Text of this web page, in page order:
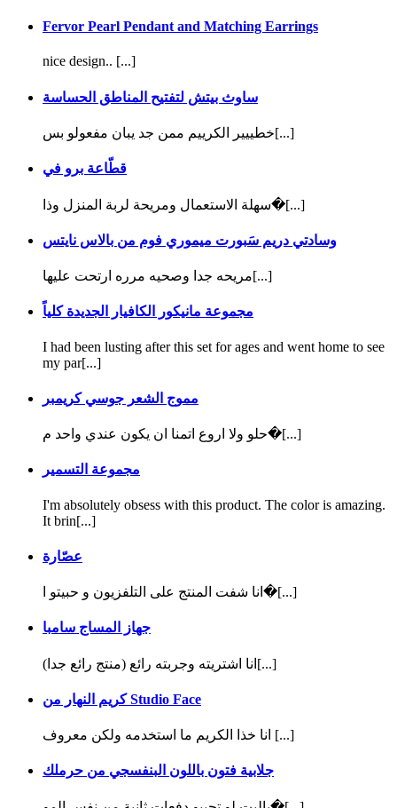
Fervor Pearl Pendant and Matching Earrings
nice design.. [...]
ساوث بيتش لتفتيح المناطق الحساسة
خطييير الكرييم ممن جد يبان مفعولو بس[...]
قطّاعة برو في
سهلة الاستعمال ومريحة لربة المنزل وذا�[...]
وسادتي دريم سَبورت ميموري فوم من بالاس نايتس
مريحه جدا وصحيه مرره ارتحت عليها[...]
مجموعة مانيكور الكافيار الجديدة كلياً
I had been lusting after this set for ages and went home to see
my par[...]
مموج الشعر جوسي كريمبر
حلو ولا اروع اتمنا ان يكون عندي واحد م�[...]
مجموعة التسمير
I'm absolutely obsess with this product. The color is amazing.
It brin[...]
عصّارة
انا شفت المنتج على التلفزيون و حبيتو ا�[...]
جهاز المساج سامبا
(منتج رائع جدا) انا اشتريته وجربته رائع[...]
كريم النهار من Studio Face
انا خذا الكريم ما استخدمه ولكن معروف [...]
جلابية فتون باللون البنفسجي من حرملك